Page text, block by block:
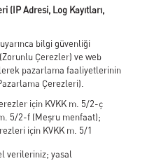
(IP Adresi, Log Kayıtları,
bilgi güvenliği
Çerezler) ve web
pazarlama faaliyetlerinin
Çerezleri).
için KVKK m. 5/2-ç
5/2-f (Meşru menfaat);
için KVKK m. 5/1
verileriniz; yasal